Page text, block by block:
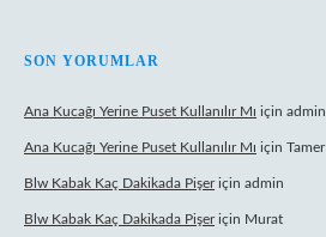
SON YORUMLAR
Ana Kucağı Yerine Puset Kullanılır Mı için admin
Ana Kucağı Yerine Puset Kullanılır Mı için Tamer
Blw Kabak Kaç Dakikada Pişeriçin admin
Blw Kabak Kaç Dakikada Pişeriçin Murat